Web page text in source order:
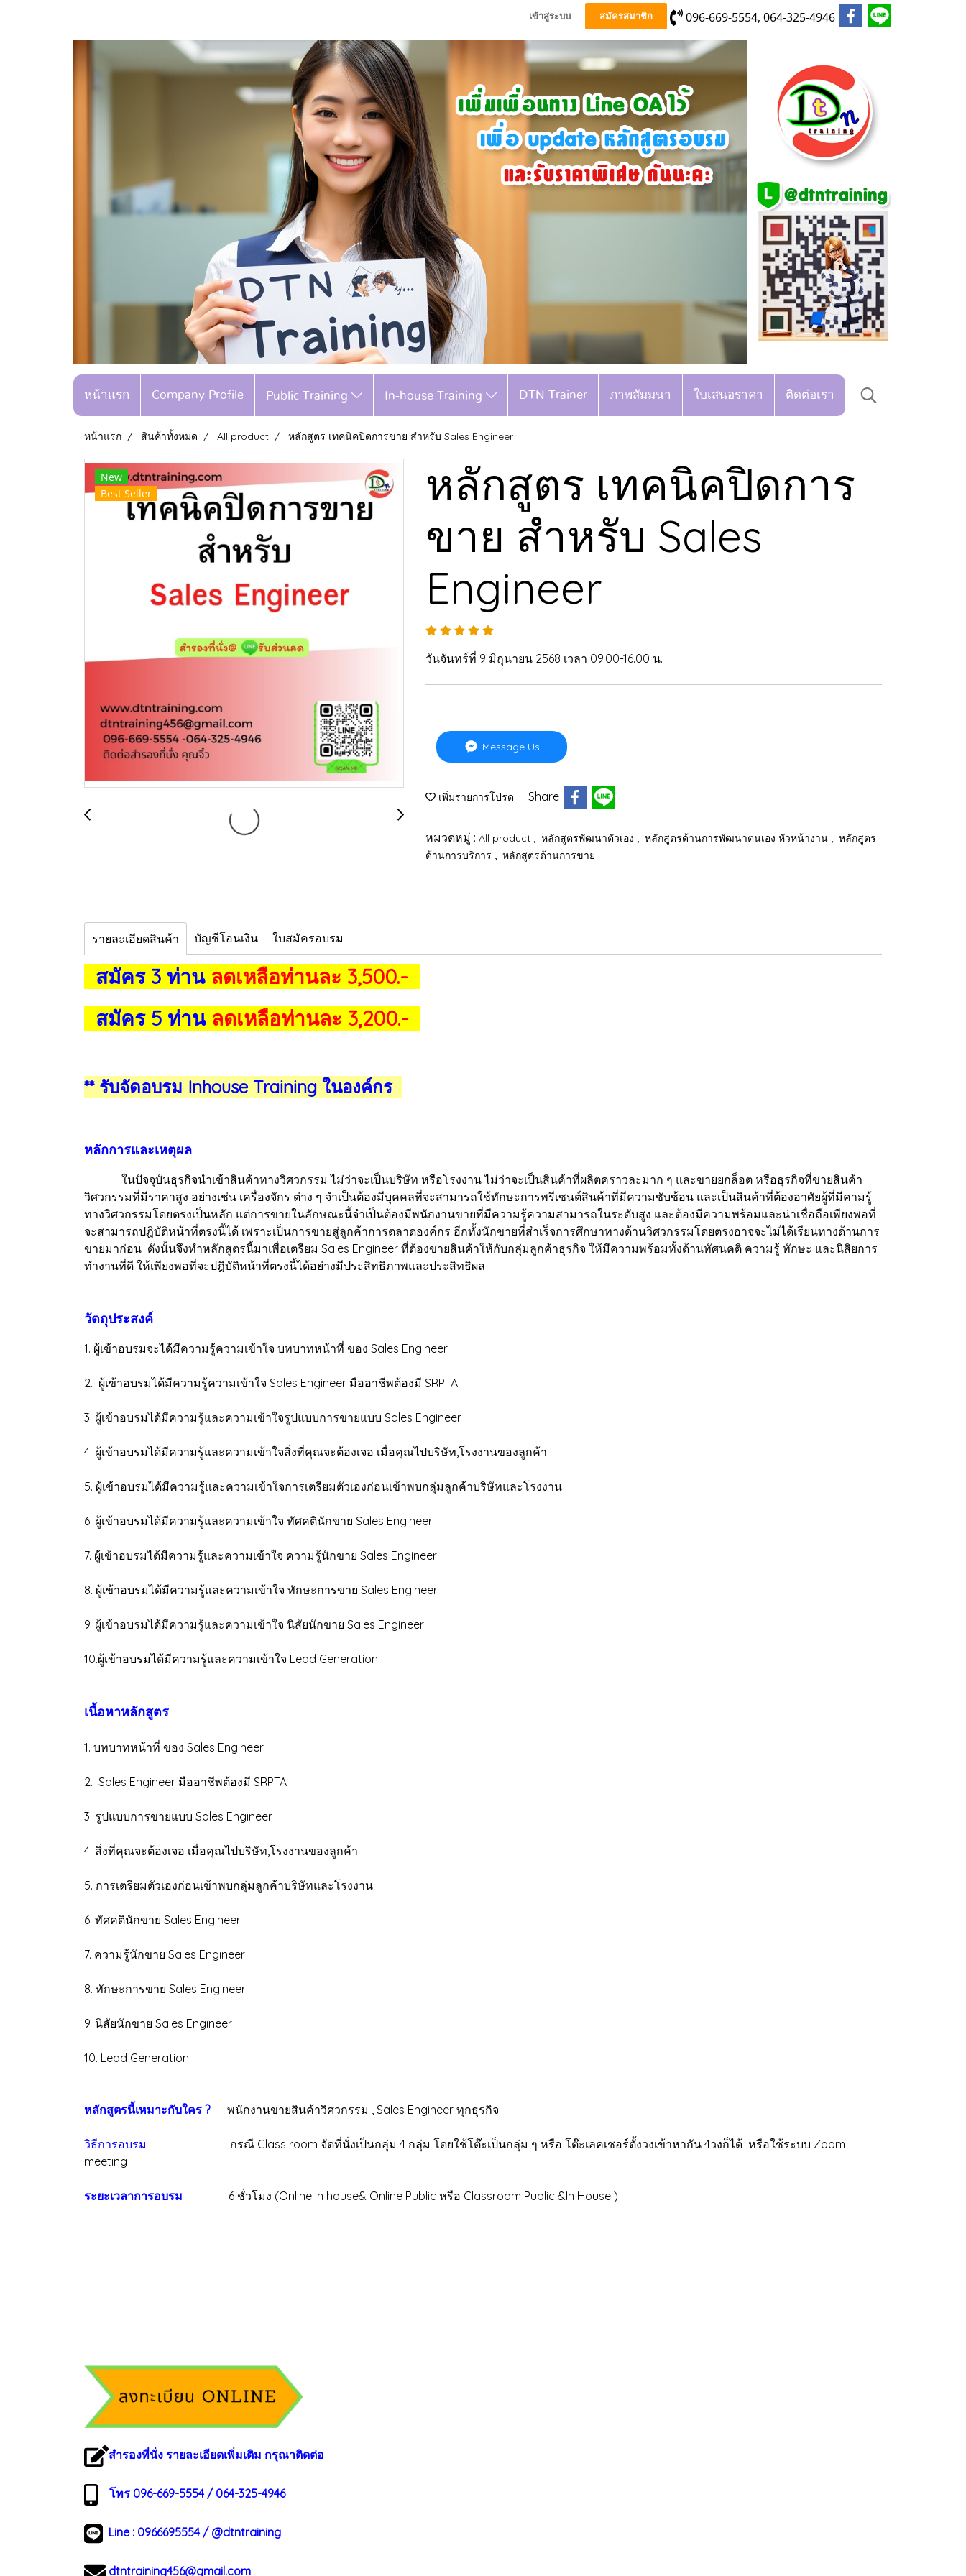
เข้าสู่ระบบ สมัครสมาชิก 096-669-5554, 064-325-4946
หน้าแรก Company Profile Public Training In-house Training DTN Trainer ภาพสัมมนา ใบเสนอราคา ติดต่อเรา
หน้าแรก สินค้าทั้งหมด All product หลักสูตร เทคนิคปิดการขาย สำหรับ Sales Engineer
New
Best Seller
หลักสูตร เทคนิคปิดการ
ขาย สำหรับ Sales
Engineer
วันจันทร์ที่ 9 มิถุนายน 2568 เวลา 09.00-16.00 น.
Message Us
เพิ่มรายการโปรด Share
หมวดหมู่ : All product หลักสูตรพัฒนาตัวเอง หลักสูตรด้านการพัฒนาตนเอง หัวหน้างาน
หลักสูตร
ด้านการบริการ
หลักสูตรด้านการขาย
รายละเอียดสินค้า บัญชีโอนเงิน ใบสมัครอบรม
สมัคร 3 ท่านลดเหลือท่านละ 3,500.-
สมัคร 5 ท่านลดเหลือท่านละ 3,200.-
** รับจัดอบรม Inhouse Training ในองค์กร
หลักการและเหตุผล
ในปัจจุบันธุรกิจนำเข้าสินค้าทางวิศวกรรม ไม่ว่าจะเป็นบริษัท หรือโรงงาน ไม่ว่าจะเป็นสินค้าที่ผลิตคราวละมาก ๆ และขายยกล็อต หรือธุรกิจที่ขายสินค้า
วิศวกรรมที่มีราคาสูง อย่างเช่น เครื่องจักร ต่าง ๆ จำเป็นต้องมีบุคคลที่จะสามารถใช้ทักษะการพรีเซนต์สินค้าที่มีความซับซ้อน และเป็นสินค้าที่ต้องอาศัยผู้ที่มีคามรู้
ทางวิศวกรรมโดยตรงเป็นหลัก แต่การขายในลักษณะนี้จำเป็นต้องมีพนักงานขายที่มีความรู้ความสามารถในระดับสูง และต้องมีความพร้อมและน่าเชื่อถือเพียงพอที่
จะสามารถปฎิบัติหน้าที่ตรงนี้ได้ เพราะเป็นการขายสู่ลูกค้าการตลาดองค์กร อีกทั้งนักขายที่สำเร็จการศึกษาทางด้านวิศวกรรมโดยตรงอาจจะไม่ได้เรียนทางด้านการ
ขายมาก่อน ดังนั้นจึงทำหลักสูตรนี้มาเพื่อเตรียม Sales Engineer ที่ต้องขายสินค้าให้กับกลุ่มลูกค้าธุรกิจ ให้มีความพร้อมทั้งด้านทัศนคติ ความรู้ ทักษะ และนิสิยการ
ทำงานที่ดี ให้เพียงพอที่จะปฎิบัติหน้าที่ตรงนี้ได้อย่างมีประสิทธิภาพและประสิทธิผล
วัตถุประสงค์
1. ผู้เข้าอบรมจะได้มีความรู้ความเข้าใจ บทบาทหน้าที่ ของ Sales Engineer
2. ผู้เข้าอบรมได้มีความรู้ความเข้าใจ Sales Engineer มืออาชีพต้องมี SRPTA
3. ผู้เข้าอบรมได้มีความรู้และความเข้าใจรูปแบบการขายแบบ Sales Engineer
4. ผู้เข้าอบรมได้มีความรู้และความเข้าใจสิ่งที่คุณจะต้องเจอ เมื่อคุณไปบริษัท,โรงงานของลูกค้า
5. ผู้เข้าอบรมได้มีความรู้และความเข้าใจการเตรียมตัวเองก่อนเข้าพบกลุ่มลูกค้าบริษัทและโรงงาน
6. ผู้เข้าอบรมได้มีความรู้และความเข้าใจ ทัศคตินักขาย Sales Engineer
7. ผู้เข้าอบรมได้มีความรู้และความเข้าใจ ความรู้นักขาย Sales Engineer
8. ผู้เข้าอบรมได้มีความรู้และความเข้าใจ ทักษะการขาย Sales Engineer
9. ผู้เข้าอบรมได้มีความรู้และความเข้าใจ นิสัยนักขาย Sales Engineer
10.ผู้เข้าอบรมได้มีความรู้และความเข้าใจ Lead Generation
เนื้อหาหลักสูตร
1. บทบาทหน้าที่ ของ Sales Engineer
2. Sales Engineer มืออาชีพต้องมี SRPTA
3. รูปแบบการขายแบบ Sales Engineer
4. สิ่งที่คุณจะต้องเจอ เมื่อคุณไปบริษัท,โรงงานของลูกค้า
5. การเตรียมตัวเองก่อนเข้าพบกลุ่มลูกค้าบริษัทและโรงงาน
6. ทัศคตินักขาย Sales Engineer
7. ความรู้นักขาย Sales Engineer
8. ทักษะการขาย Sales Engineer
9. นิสัยนักขาย Sales Engineer
10. Lead Generation
หลักสูตรนี้เหมาะกับใคร ? พนักงานขายสินค้าวิศวกรรม , Sales Engineer ทุกธุรกิจ
วิธีการอบรม
กรณี Class room จัดที่นั่งเป็นกลุ่ม 4 กลุ่ม โดยใช้โต๊ะเป็นกลุ่ม ๆ หรือ โต๊ะเลคเชอร์ตั้งวงเข้าหากัน 4วงก็ได้ หรือใช้ระบบ Zoom
meeting
ระยะเวลาการอบรม 6 ชั่วโมง (Online In house& Online Public หรือ Classroom Public &In House )
สำรองที่นั่ง รายละเอียดเพิ่มเติม กรุณาติดต่อ
โทร 096-669-5554 / 064-325-4946
Line : 0966695554/ @dtntraining
dtntraining456@gmail.com